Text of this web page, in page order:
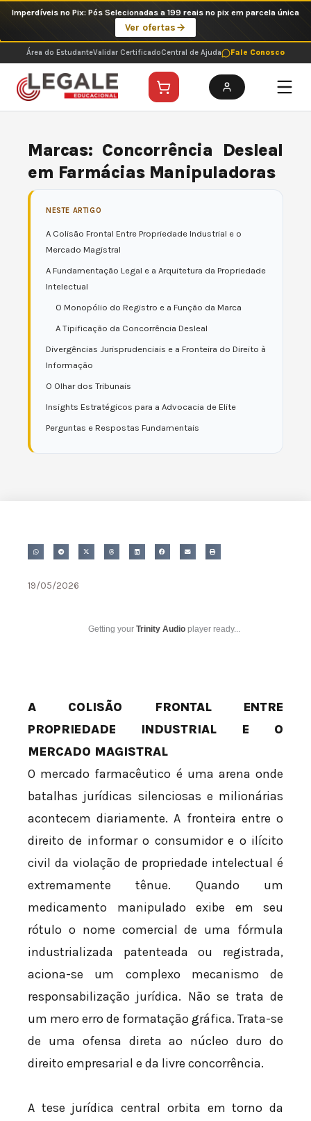
o
conteúdo
Imperdíveis no Pix: Pós Selecionadas a 199 reais no pix em parcela única
Ver ofertas
Área do EstudanteValidar CertificadoCentral de Ajuda Fale Conosco
Marcas: Concorrência Desleal
em Farmácias Manipuladoras
NESTE ARTIGO
A Colisão Frontal Entre Propriedade Industrial e o
Mercado Magistral
A Fundamentação Legal e a Arquitetura da Propriedade
Intelectual
O Monopólio do Registro e a Função da Marca
A Tipificação da Concorrência Desleal
Divergências Jurisprudenciais e a Fronteira do Direito à
Informação
O Olhar dos Tribunais
Insights Estratégicos para a Advocacia de Elite
Perguntas e Respostas Fundamentais
19/05/2026
Getting your Trinity Audio player ready...
A COLISÃO FRONTAL ENTRE
PROPRIEDADE INDUSTRIAL E O
MERCADO MAGISTRAL
O mercado farmacêutico é uma arena onde
batalhas jurídicas silenciosas e milionárias
acontecem diariamente. A fronteira entre o
direito de informar o consumidor e o ilícito
civil da violação de propriedade intelectual é
extremamente tênue. Quando um
medicamento manipulado exibe em seu
rótulo o nome comercial de uma fórmula
industrializada patenteada ou registrada,
aciona-se um complexo mecanismo de
responsabilização jurídica. Não se trata de
um mero erro de formatação gráfica. Trata-se
de uma ofensa direta ao núcleo duro do
direito empresarial e da livre concorrência.
A tese jurídica central orbita em torno da